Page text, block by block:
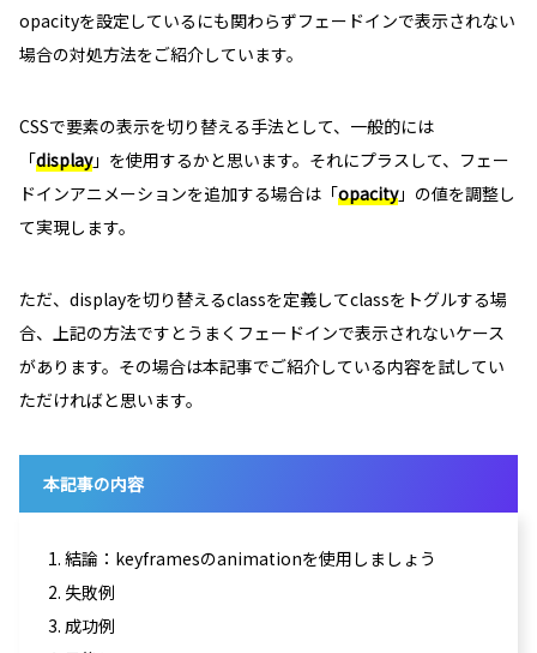
opacityを設定しているにも関わらずフェードインで表示されない
場合の対処方法をご紹介しています。
CSSで要素の表示を切り替える手法として、一般的には
「display」を使用するかと思います。それにプラスして、フェー
ドインアニメーションを追加する場合は「opacity」の値を調整し
て実現します。
ただ、displayを切り替えるclassを定義してclassをトグルする場
合、上記の方法ですとうまくフェードインで表示されないケース
があります。その場合は本記事でご紹介している内容を試してい
ただければと思います。
本記事の内容
1. 結論：keyframesのanimationを使用しましょう
2. 失敗例
3. 成功例